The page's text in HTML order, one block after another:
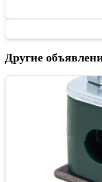
Другие